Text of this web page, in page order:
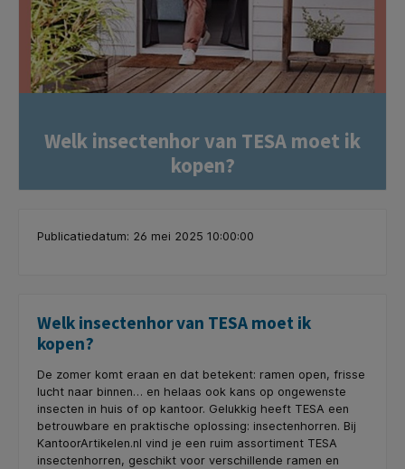
Welk insectenhor van TESA moet ik
kopen?
Publicatiedatum: 26 mei 2025 10:00:00
Welk insectenhor van TESA moet ik
kopen?
De zomer komt eraan en dat betekent: ramen open, frisse
lucht naar binnen… en helaas ook kans op ongewenste
insecten in huis of op kantoor. Gelukkig heeft TESA een
betrouwbare en praktische oplossing: insectenhorren. Bij
KantoorArtikelen.nl vind je een ruim assortiment TESA
insectenhorren, geschikt voor verschillende ramen en